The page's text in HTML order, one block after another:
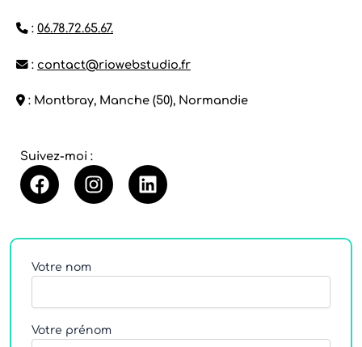
Votre nom
Votre prénom
: 06.78.72.65.67.
: contact@riowebstudio.fr
: Montbray, Manche (50), Normandie
Suivez-moi :
F
a
c
e
o
k
I
n
s
t
g
a
m
L
i
n
k
d
n